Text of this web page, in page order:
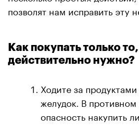
позволят нам исправить эту
Как покупать только
действительно нужно?
Ходите за
желудок. В противном
опасность накупить